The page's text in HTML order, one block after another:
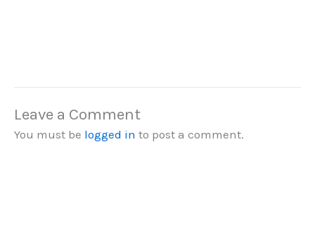
Leave a Comment
You must be logged in to post a comment.